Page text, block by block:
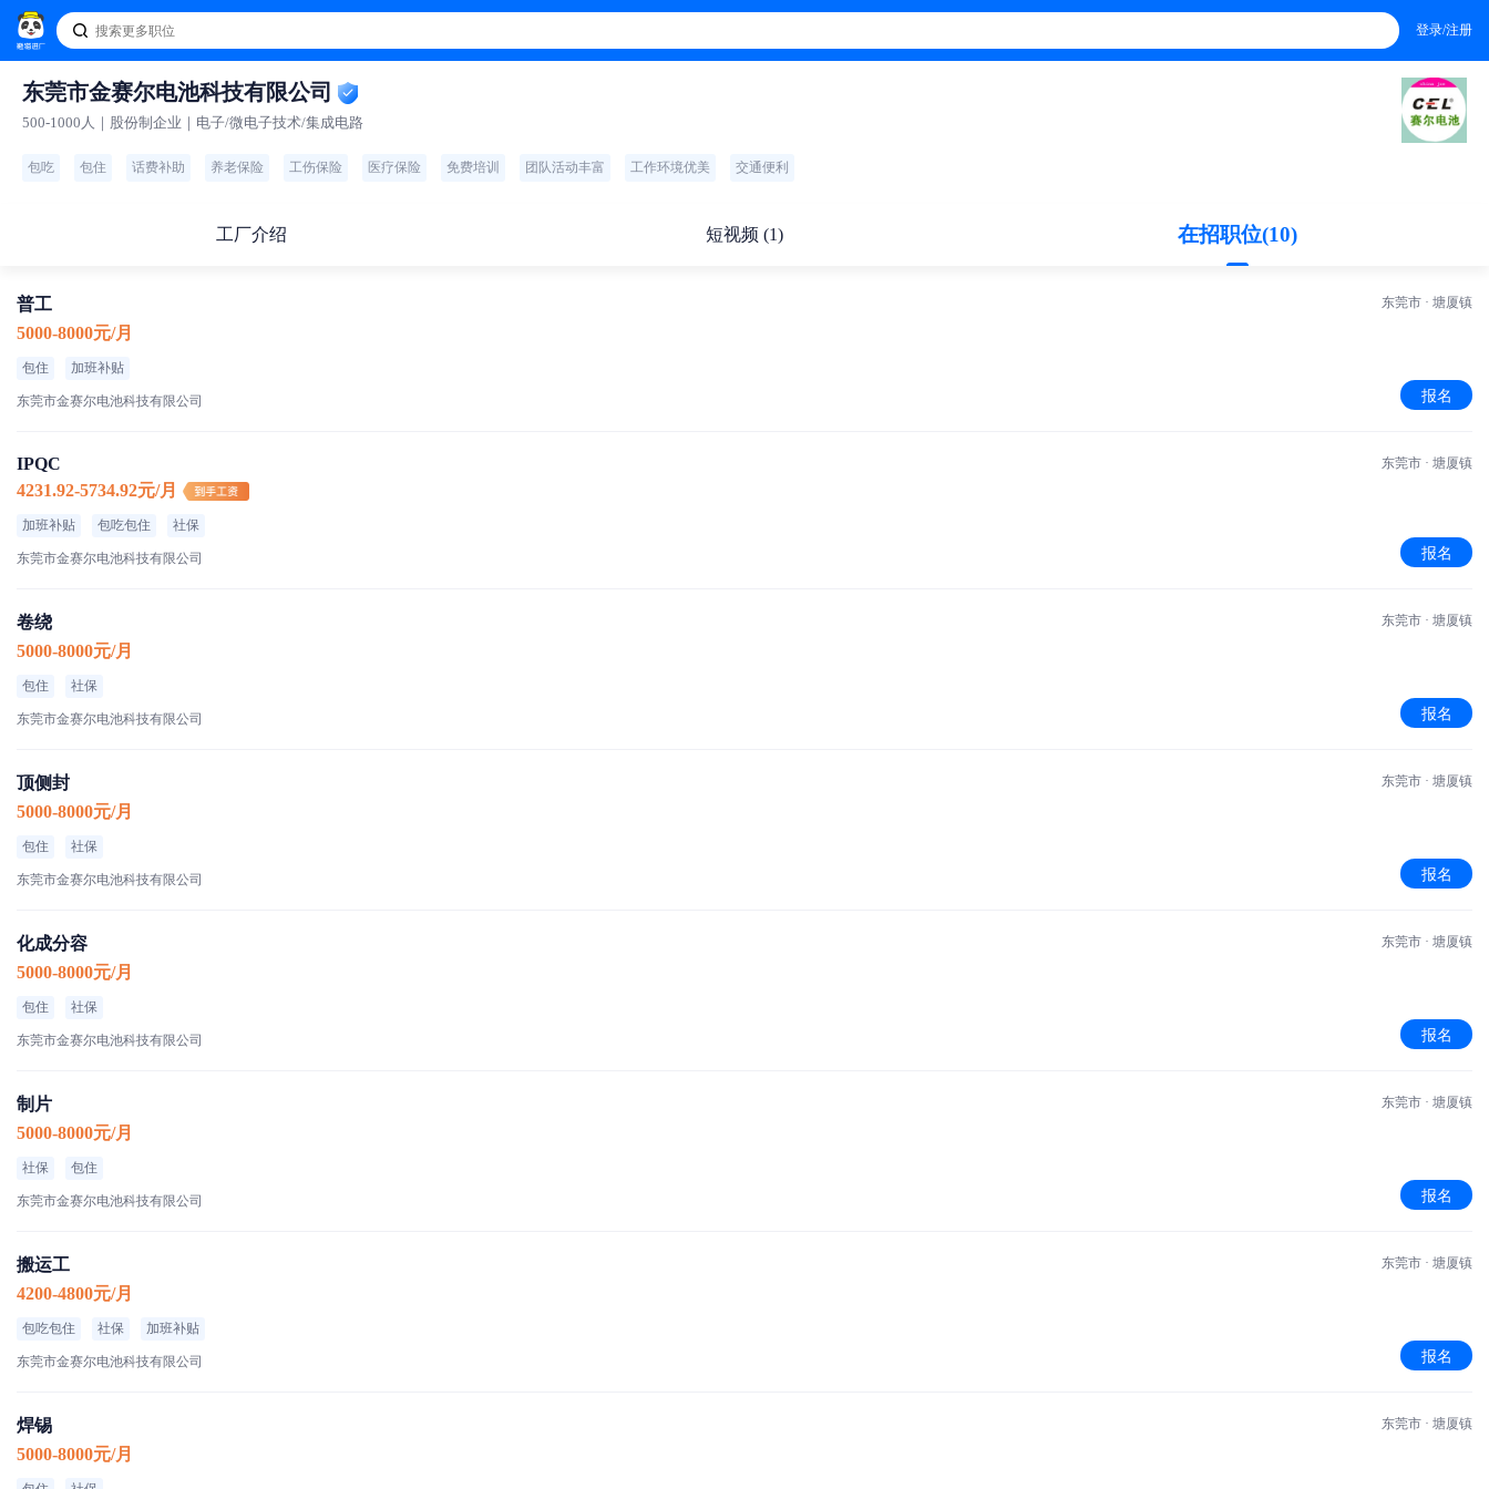
登录/注册
东莞市金赛尔电池科技有限公司
500-1000人｜股份制企业｜电子/微电子技术/集成电路
包吃 包住 话费补助 养老保险 工伤保险 医疗保险 免费培训 团队活动丰富 工作环境优美 交通便利
工厂介绍 短视频 (1) 在招职位(10)
普工
5000-8000元/月
包住 加班补贴
东莞市金赛尔电池科技有限公司
东莞市 · 塘厦镇
报名
IPQC
4231.92-5734.92元/月
加班补贴 包吃包住 社保
东莞市金赛尔电池科技有限公司
东莞市 · 塘厦镇
报名
卷绕
5000-8000元/月
包住 社保
东莞市金赛尔电池科技有限公司
东莞市 · 塘厦镇
报名
顶侧封
5000-8000元/月
包住 社保
东莞市金赛尔电池科技有限公司
东莞市 · 塘厦镇
报名
化成分容
5000-8000元/月
包住 社保
东莞市金赛尔电池科技有限公司
东莞市 · 塘厦镇
报名
制片
5000-8000元/月
社保 包住
东莞市金赛尔电池科技有限公司
东莞市 · 塘厦镇
报名
搬运工
4200-4800元/月
包吃包住 社保 加班补贴
东莞市金赛尔电池科技有限公司
东莞市 · 塘厦镇
报名
焊锡
5000-8000元/月
东莞市 · 塘厦镇